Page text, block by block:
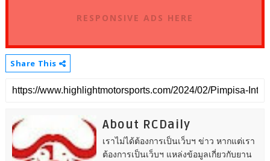
RESPONSIVE ADS HERE
Share This
About RCDaily
เราไม่ได้ต้องการเป็นเว็บฯ ข่าว หากแต่เรา
ต้องการเป็นเว็บฯ แหล่งข้อมูลเกี่ยวกับยาน